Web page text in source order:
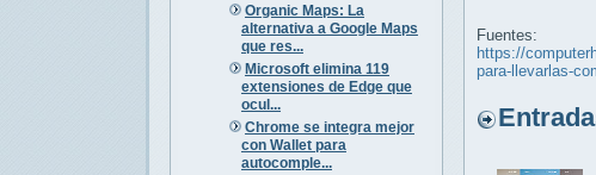
Organic Maps: La
alternativa a Google Maps
que res...
Microsoft elimina 119
extensiones de Edge que
ocul...
Chrome se integra mejor
con Wallet para
autocomple...
Fuentes:
https://
para-llevarlas-